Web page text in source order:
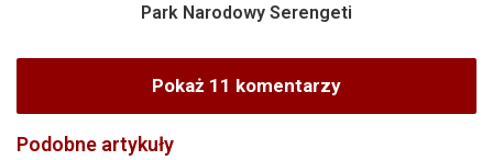
Park Narodowy Serengeti
Pokaż 11 komentarzy
Podobne artykuły